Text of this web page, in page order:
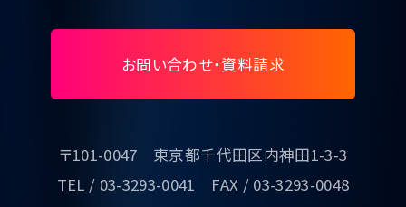
お問い合わせ・資料請求
〒101-0047 東京都千代田区内神田1-3-3
TEL / 03-3293-0041 FAX / 03-3293-0048